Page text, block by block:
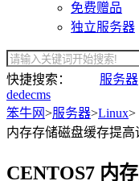
免费赠品
独立服务器
快捷搜索： 服务器
dedecms
笨牛网>服务器>Linux>
内存存储磁盘缓存提
CENTOS7 内